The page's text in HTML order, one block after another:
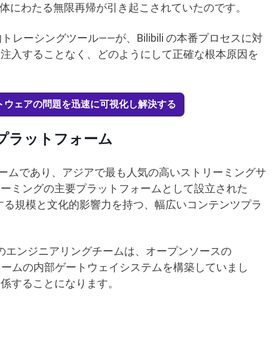
にわたる無限再帰が引き起こされていたのです。
レーシングツール——が、Bilibili の本番プロセスに対
入することなく、どのようにして正確な根本原因を
ウェアの問題を迅速に可視化し解決する
ラットフォーム
ムであり、アジアで最も人気の高いストリーミングサ
ミングの主要プラットフォームとして設立された
規模と文化的影響力を持つ、幅広いコンテンツプラ
エンジニアリングチームは、オープンソースの
ムの内部ゲートウェイシステムを構築していまし
することになります。